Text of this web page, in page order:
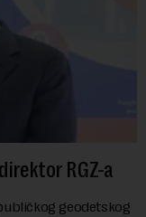
RGZ-a
geodetskog